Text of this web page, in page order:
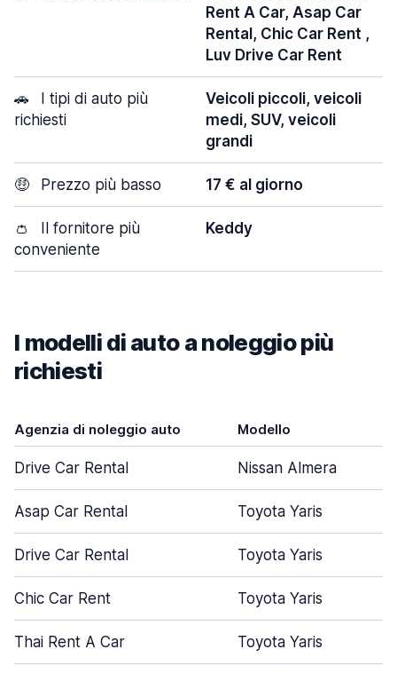
Rent A Car, Asap Car
Rental, Chic Car Rent ,
Luv Drive Car Rent
🚗
I tipi di auto più
richiesti
Veicoli piccoli, veicoli
medi, SUV, veicoli
grandi
🤑 Prezzo più basso 17 € al giorno
👛
Il fornitore più
conveniente
Keddy
I modelli di auto a noleggio più
richiesti
Agenzia di noleggio auto Modello
Drive Car Rental Nissan Almera
Asap Car Rental Toyota Yaris
Drive Car Rental Toyota Yaris
Chic Car Rent Toyota Yaris
Thai Rent A Car Toyota Yaris